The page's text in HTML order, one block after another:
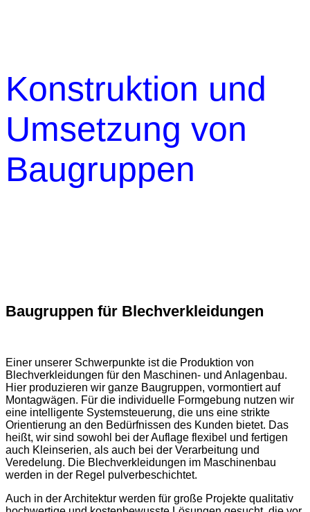
Konstruktion und
Umsetzung von
Baugruppen
Baugruppen für Blechverkleidungen
Einer unserer Schwerpunkte ist die Produktion von
Blechverkleidungen für den Maschinen- und Anlagenbau.
Hier produzieren wir ganze Baugruppen, vormontiert auf
Montagwägen. Für die individuelle Formgebung nutzen wir
eine intelligente Systemsteuerung, die uns eine strikte
Orientierung an den Bedürfnissen des Kunden bietet. Das
heißt, wir sind sowohl bei der Auflage flexibel und fertigen
auch Kleinserien, als auch bei der Verarbeitung und
Veredelung. Die Blechverkleidungen im Maschinenbau
werden in der Regel pulverbeschichtet.
Auch in der Architektur werden für große Projekte qualitativ